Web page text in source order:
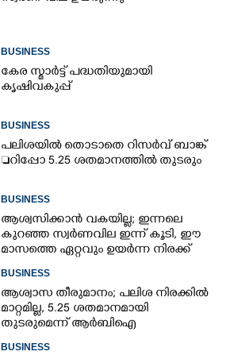
BUSINESS
കേര സ്മാർട്ട് പദ്ധതിയുമായി
കൃഷിവകുപ്പ്
BUSINESS
പലിശയിൽ തൊടാതെ റിസർവ് ബാങ്ക്
റിപ്പോ 5.25 ശതമാനത്തിൽ തുടരും
BUSINESS
ആശ്വസിക്കാൻ വകയില്ല; ഇന്നലെ
കുറഞ്ഞ സ്വർണവില ഇന്ന് കൂടി, ഈ
മാസത്തെ ഏറ്റവും ഉയർന്ന നിരക്ക്
BUSINESS
ആശ്വാസ തീരുമാനം; പലിശ നിരക്കിൽ
മാറ്റമില്ല, 5.25 ശതമാനമായി
തുടരുമെന്ന് ആർബിഐ
BUSINESS